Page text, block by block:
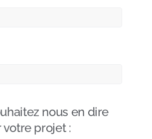
nous en dire
votre projet :